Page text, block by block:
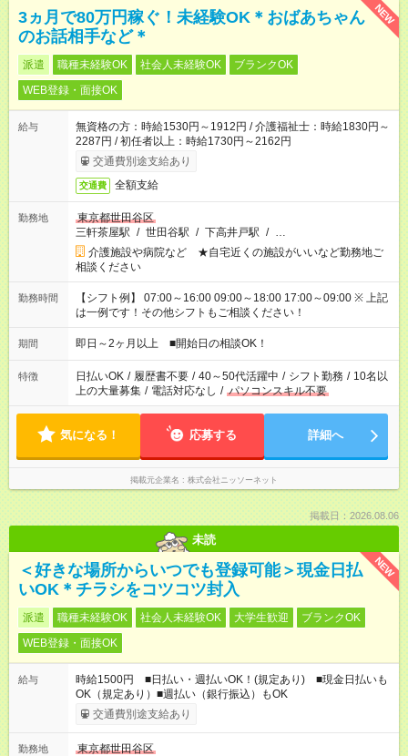
NEW
3ヵ月で80万円稼ぐ！未経験OK＊おばあちゃん
のお話相手など＊
派遣 職種未経験OK 社会人未経験OK
ブランクOK
WEB登録・面接OK
給与
無資格の方：時給1530円～1912円 / 介護福祉士：時給1830円～
2287円 / 初任者以上：時給1730円～2162円
交通費別途支給あり
交通費 全額支給
勤務地
東京都世田谷区
三軒茶屋駅 / 世田谷駅 / 下高井戸駅 / …
介護施設や病院など ★自宅近くの施設がいいなど勤務地ご
相談ください
勤務時間
【シフト例】 07:00～16:00 09:00～18:00 17:00～09:00 ※ 上記
は一例です！その他シフトもご相談ください！
期間 即日～2ヶ月以上 ■開始日の相談OK！
特徴 日払いOK / 履歴書不要 / 40～50代活躍中 / シフト勤務 / 10名以
上の大量募集 / 電話対応なし / パソコンスキル不要
気になる！ 応募する 詳細へ
掲載元企業名 株式会社ニッソーネット
掲載日：2026.08.06
未読
NEW
＜好きな場所からいつでも登録可能＞現金日払
いOK＊チラシをコツコツ封入
派遣 職種未経験OK 社会人未経験OK 大学生歓迎
ブランクOK
WEB登録・面接OK
給与
時給1500円 ■日払い・週払いOK！(規定あり) ■現金日払いも
OK（規定あり）■週払い（銀行振込）もOK
交通費別途支給あり
勤務地
東京都世田谷区